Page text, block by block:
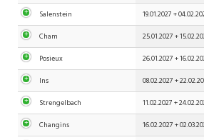
Salenstein
19.01.2027 +
Cham
25.01.2027 +
Posieux
26.01.2027 +
Ins
08.02.2027 +
Strengelbach
11.02.2027 +
Changins
16.02.2027 +